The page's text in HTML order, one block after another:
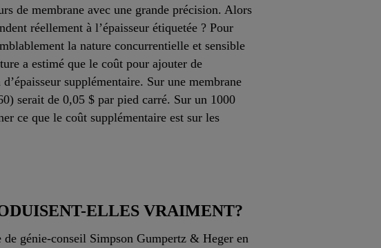
de membrane avec une grande précision. Alors
réellement à l’épaisseur étiquetée ? Pour
la nature concurrentielle et sensible
a estimé que le coût pour ajouter de
supplémentaire. Sur une membrane
serait de 0,05 $ par pied carré. Sur un 1000
ce que le coût supplémentaire est sur les
ELLES VRAIMENT?
génie-conseil Simpson Gumpertz & Heger en